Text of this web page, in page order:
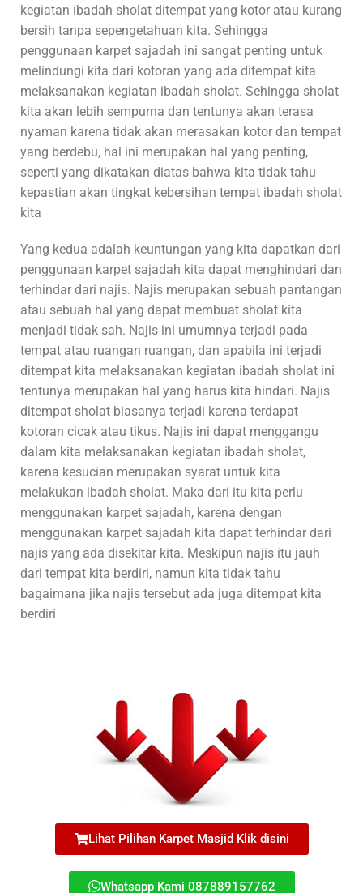
kegiatan ibadah sholat ditempat yang kotor atau kurang
bersih tanpa sepengetahuan kita. Sehingga
penggunaan karpet sajadah ini sangat penting untuk
melindungi kita dari kotoran yang ada ditempat kita
melaksanakan kegiatan ibadah sholat. Sehingga sholat
kita akan lebih sempurna dan tentunya akan terasa
nyaman karena tidak akan merasakan kotor dan tempat
yang berdebu, hal ini merupakan hal yang penting,
seperti yang dikatakan diatas bahwa kita tidak tahu
kepastian akan tingkat kebersihan tempat ibadah sholat
kita
Yang kedua adalah keuntungan yang kita dapatkan dari
penggunaan karpet sajadah kita dapat menghindari dan
terhindar dari najis. Najis merupakan sebuah pantangan
atau sebuah hal yang dapat membuat sholat kita
menjadi tidak sah. Najis ini umumnya terjadi pada
tempat atau ruangan ruangan, dan apabila ini terjadi
ditempat kita melaksanakan kegiatan ibadah sholat ini
tentunya merupakan hal yang harus kita hindari. Najis
ditempat sholat biasanya terjadi karena terdapat
kotoran cicak atau tikus. Najis ini dapat menggangu
dalam kita melaksanakan kegiatan ibadah sholat,
karena kesucian merupakan syarat untuk kita
melakukan ibadah sholat. Maka dari itu kita perlu
menggunakan karpet sajadah, karena dengan
menggunakan karpet sajadah kita dapat terhindar dari
najis yang ada disekitar kita. Meskipun najis itu jauh
dari tempat kita berdiri, namun kita tidak tahu
bagaimana jika najis tersebut ada juga ditempat kita
berdiri
Lihat Pilihan Karpet Masjid Klik disini
Whatsapp Kami 087889157762